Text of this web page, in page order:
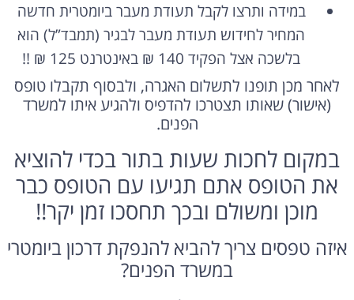
במידה ותרצו לקבל תעודת מעבר ביומטרית חדשה
המחיר לחידוש תעודת מעבר לבגיר (תמבד”ל) הוא
בלשכה אצל הפקיד 140 ₪ באינטרנט 125 ₪ !!
לאחר מכן תופנו לתשלום האגרה, ולבסוף תקבלו טופס
(אישור) שאותו תצטרכו להדפיס ולהגיע איתו למשרד
הפנים.
במקום לחכות שעות בתור בכדי להוציא
את הטופס אתם תגיעו עם הטופס כבר
מוכן ומשולם ובכך תחסכו זמן יקר!!
איזה טפסים צריך להביא להנפקת דרכון ביומטרי
במשרד הפנים?